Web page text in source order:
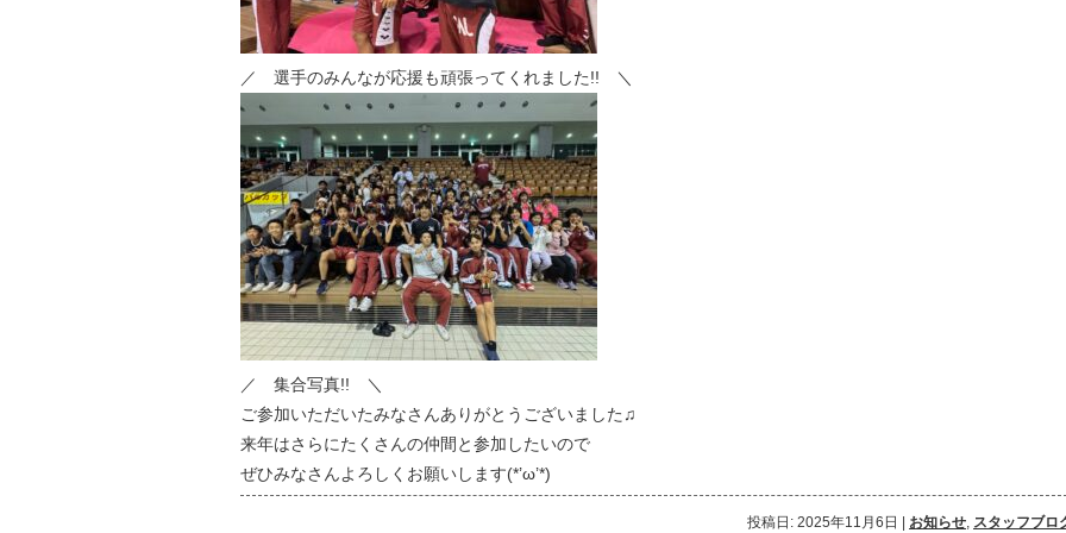
／ 選手のみんなが応援も頑張ってくれました!! ＼
／ 集合写真!! ＼
ご参加いただいたみなさんありがとうございました♫
来年はさらにたくさんの仲間と参加したいので
ぜひみなさんよろしくお願いします(*’ω’*)
投稿日: 2025年11月6日 お知らせ, スタッフブロ